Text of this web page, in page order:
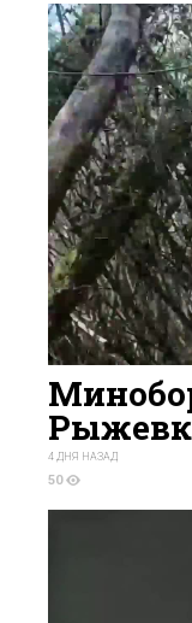
67
4 ДНЯ НАЗАД
50